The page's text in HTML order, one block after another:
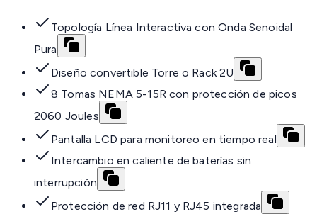
Topología Línea Interactiva con Onda Senoidal
Pura
Diseño convertible Torre o Rack 2U
8 Tomas NEMA 5-15R con protección de picos
2060 Joules
Pantalla LCD para monitoreo en tiempo real
Intercambio en caliente de baterías sin
interrupción
Protección de red RJ11 y RJ45 integrada